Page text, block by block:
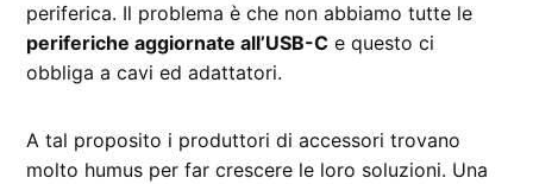
periferica. Il problema è che non abbiamo tutte le
periferiche aggiornate all’USB-C e questo ci
obbliga a cavi ed adattatori.
A tal proposito i produttori di accessori trovano
molto humus per far crescere le loro soluzioni. Una